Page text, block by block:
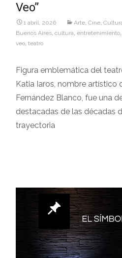
Veo”
1 abril, 2026 Arte, Cine,
Buenos Aires, cultura, entretenimiento,
veo, teatro
Figura emblemática del
Katia Iaros, nombre artístico
Fernández Blanco, fue una
destacadas de las décadas
trayectoria